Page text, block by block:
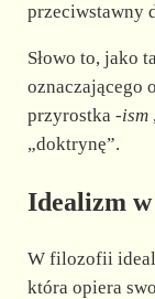
przeciwstawny
Słowo to, jako
oznaczającego
przyrostka -ism
„doktrynę”.
Idealizm
W filozofii
która opiera